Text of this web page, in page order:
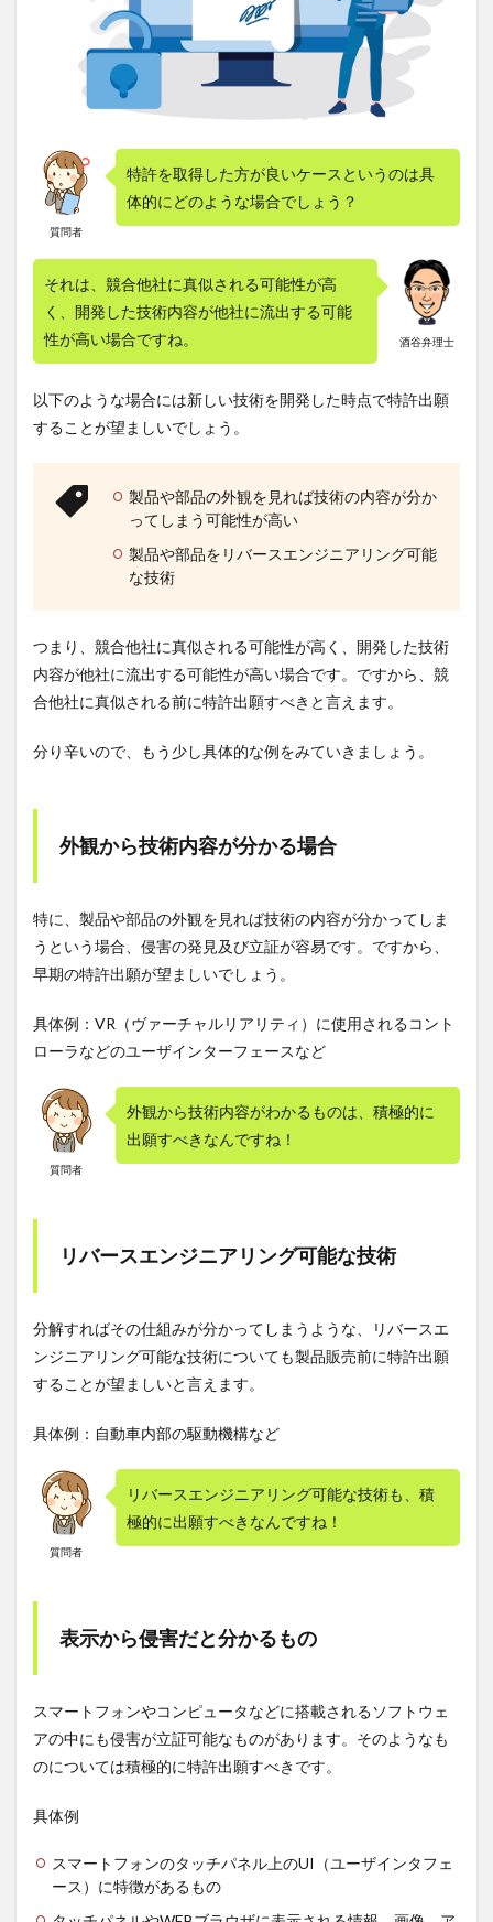
質問者
特許を取得した方が良いケースというのは具
体的にどのような場合でしょう？
酒谷弁理士
それは、競合他社に真似される可能性が高
く、開発した技術内容が他社に流出する可能
性が高い場合ですね。
以下のような場合には新しい技術を開発した時点で特許出願
することが望ましいでしょう。
製品や部品の外観を見れば技術の内容が分か
ってしまう可能性が高い
製品や部品をリバースエンジニアリング可能
な技術
つまり、競合他社に真似される可能性が高く、開発した技術
内容が他社に流出する可能性が高い場合です。ですから、競
合他社に真似される前に特許出願すべきと言えます。
分り辛いので、もう少し具体的な例をみていきましょう。
外観から技術内容が分かる場合
特に、製品や部品の外観を見れば技術の内容が分かってしま
うという場合、侵害の発見及び立証が容易です。ですから、
早期の特許出願が望ましいでしょう。
具体例：VR（ヴァーチャルリアリティ）に使用されるコント
ローラなどのユーザインターフェースなど
質問者
外観から技術内容がわかるものは、積極的に
出願すべきなんですね！
リバースエンジニアリング可能な技術
分解すればその仕組みが分かってしまうような、リバースエ
ンジニアリング可能な技術についても製品販売前に特許出願
することが望ましいと言えます。
具体例：自動車内部の駆動機構など
質問者
リバースエンジニアリング可能な技術も、積
極的に出願すべきなんですね！
表示から侵害だと分かるもの
スマートフォンやコンピュータなどに搭載されるソフトウェ
アの中にも侵害が立証可能なものがあります。そのようなも
のについては積極的に特許出願すべきです。
具体例
スマートフォンのタッチパネル上のUI（ユーザインタフェ
ース）に特徴があるもの